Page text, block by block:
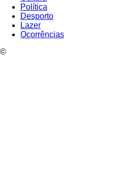
Política
Desporto
Lazer
Ocorrências
©